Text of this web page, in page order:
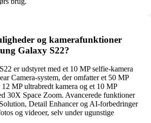
og kamerafunktioner
Galaxy S22?
er udstyret med et 10 MP selfie-kamera
Camera-system, der omfatter et 50 MP
MP ultrabredt kamera og et 10 MP
30X Space Zoom. Avancerede funktioner
Detail Enhancer og AI-forbedringer
og videoer, selv under ugunstige